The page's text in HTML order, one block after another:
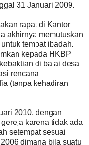
31 Januari 2009.
rapat di Kantor
akhirnya memutuskan
tempat ibadah.
kepada HKBP
di balai desa
rencana
(tanpa kehadiran
2010, dengan
karena tidak ada
setempat sesuai
dimana bila suatu